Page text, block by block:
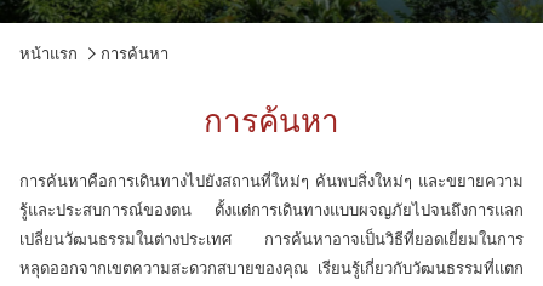
หน้าแรก การค้นหา
การค้นหา
การค้นหาคือการเดินทางไปยังสถานที่ใหม่ๆ ค้นพบสิ่งใหม่ๆ และขยายความ
รู้และประสบการณ์ของตน ตั้งแต่การเดินทางแบบผจญภัยไปจนถึงการแลก
เปลี่ยนวัฒนธรรมในต่างประเทศ การค้นหาอาจเป็นวิธีที่ยอดเยี่ยมในการ
หลุดออกจากเขตความสะดวกสบายของคุณ เรียนรู้เกี่ยวกับวัฒนธรรมที่แตก